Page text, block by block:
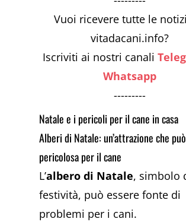
Vuoi ricevere tutte le
vitadacani.info?
Iscriviti ai nostri canali
Whatsapp
---------
Natale e i pericoli per il cane in casa
Alberi di Natale: un’attrazione che
pericolosa per il cane
L’albero di Natale, simbolo
festività, può essere fonte di
problemi per i cani.